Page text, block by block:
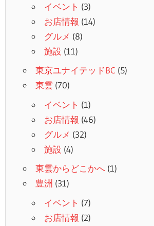
イベント (3)
お店情報 (14)
グルメ (8)
施設 (11)
東京ユナイテッドBC (5)
東雲 (70)
イベント (1)
お店情報 (46)
グルメ (32)
施設 (4)
東雲からどこかへ(1)
豊洲 (31)
イベント (7)
お店情報 (2)